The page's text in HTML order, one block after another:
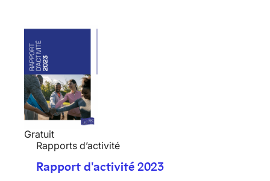
Gratuit
Rapports d’activité
Rapport d'activité 2023